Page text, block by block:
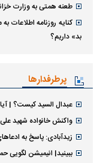
طعنه همتی به وزارت
کنایه روزنامه اطلاعات
بد» داریم؟
پرطرفدارها
عبدال السید کیست؟ |
واکنش خانواده شهید
زیدآبادی: پاسخ به
ببینید| انیمیشن لگویی